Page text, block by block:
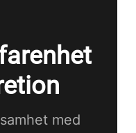
med